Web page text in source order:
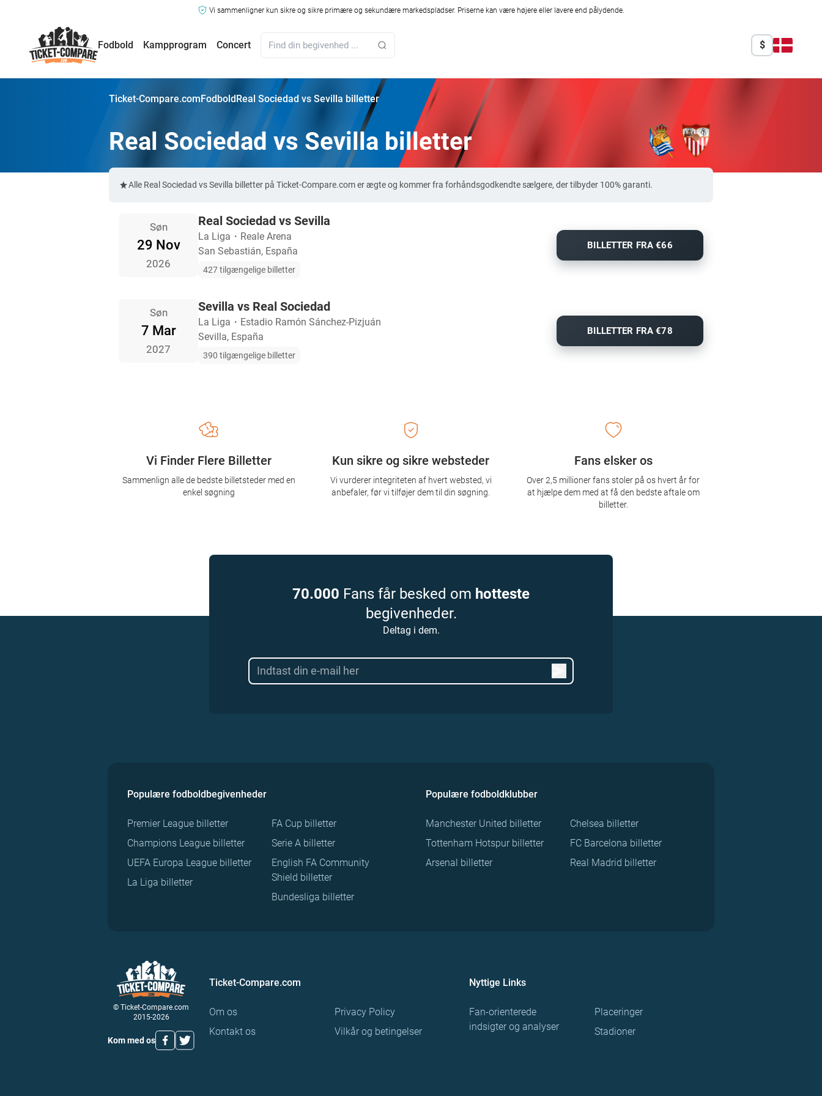
Vi sammenligner kun sikre og sikre primære og sekundære markedspladser. Priserne kan være højere eller lavere end pålydende.
Fodbold Kampprogram Concert $
Ticket-Compare.comFodboldReal Sociedad vs Sevilla billetter
Real Sociedad vs Sevilla billetter
Alle Real Sociedad vs Sevilla billetter på Ticket-Compare.com er ægte og kommer fra forhåndsgodkendte sælgere, der tilbyder 100% garanti.
Søn
29 Nov
2026
Real Sociedad vs Sevilla
La Liga ・ Reale Arena
San Sebastián, España
427 tilgængelige billetter
BILLETTER FRA €66
Søn
7 Mar
2027
Sevilla vs Real Sociedad
La Liga ・ Estadio Ramón Sánchez-Pizjuán
Sevilla, España
390 tilgængelige billetter
BILLETTER FRA €78
Kun sikre og sikre websteder
Vi vurderer integriteten af ​​hvert websted, vi
anbefaler, før vi tilføjer dem til din søgning.
Vi Finder Flere Billetter
Sammenlign alle de bedste billetsteder med en
enkel søgning
Fans elsker os
Over 2,5 millioner fans stoler på os hvert år for
at hjælpe dem med at få den bedste aftale om
billetter.
70.000 Fans får besked om hotteste
begivenheder.
Deltag i dem.
Populære fodboldbegivenheder
Premier League billetter
Champions League billetter
UEFA Europa League billetter
La Liga billetter
FA Cup billetter
Serie A billetter
English FA Community
Shield billetter
Bundesliga billetter
Populære fodboldklubber
Manchester United billetter
Tottenham Hotspur billetter
Arsenal billetter
Chelsea billetter
FC Barcelona billetter
Real Madrid billetter
© Ticket-Compare.com
2015-2026
Kom med os
Ticket-Compare.com
Om os
Kontakt os
Privacy Policy
Vilkår og betingelser
Nyttige Links
Fan-orienterede
indsigter og analyser
Placeringer
Stadioner